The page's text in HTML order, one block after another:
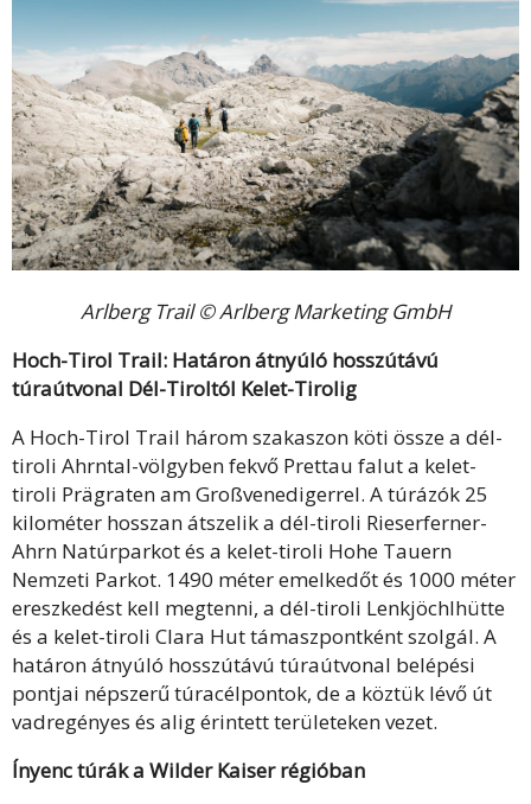
Arlberg Trail © Arlberg Marketing GmbH
Hoch-Tirol Trail: Határon átnyúló hosszútávú
túraútvonal Dél-Tiroltól Kelet-Tirolig
A Hoch-Tirol Trail három szakaszon köti össze a dél-
tiroli Ahrntal-völgyben fekvő Prettau falut a kelet-
tiroli Prägraten am Großvenedigerrel. A túrázók 25
kilométer hosszan átszelik a dél-tiroli Rieserferner-
Ahrn Natúrparkot és a kelet-tiroli Hohe Tauern
Nemzeti Parkot. 1490 méter emelkedőt és 1000 méter
ereszkedést kell megtenni, a dél-tiroli Lenkjöchlhütte
és a kelet-tiroli Clara Hut támaszpontként szolgál. A
határon átnyúló hosszútávú túraútvonal belépési
pontjai népszerű túracélpontok, de a köztük lévő út
vadregényes és alig érintett területeken vezet.
Ínyenc túrák a Wilder Kaiser régióban